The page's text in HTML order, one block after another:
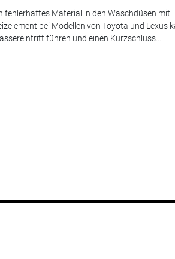
fehlerhaftes Material in den Waschdüsen mit
bei Modellen von Toyota und Lexus
führen und einen Kurzschluss...